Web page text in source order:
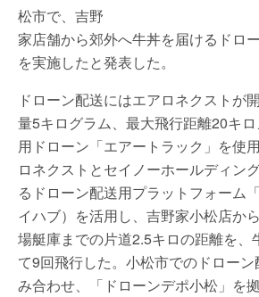
松市で、吉野
家店舗から郊外へ牛丼を届けるドロ
を実施したと発表した。
ドローン配送にはエアロネクストが
量5キログラム、最大飛行距離20キ
用ドローン「エアートラック」を使
ロネクストとセイノーホールディン
るドローン配送用プラットフォーム
イハブ）を活用し、吉野家小松店か
場艇庫までの片道2.5キロの距離を、
て9回飛行した。小松市でのドロー
み合わせ、「ドローンデポ小松」を